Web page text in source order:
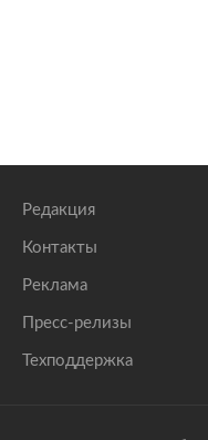
Редакция
Контакты
Реклама
Пресс-релизы
Техподдержка